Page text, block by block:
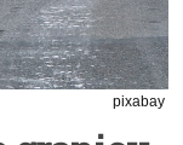
pixabay